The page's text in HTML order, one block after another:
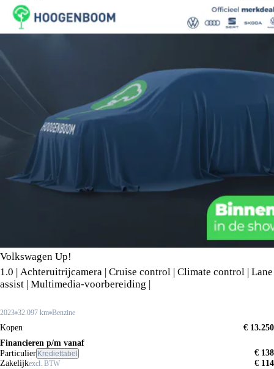
Volkswagen Up!
1.0 | Achteruitrijcamera | Cruise control | Climate control | Lane
assist | Multimedia-voorbereiding |
2023 32.097 km Benzine
Kopen
€ 13.250
Financieren p/m vanaf
Particulier Krediettabel
€ 138
Zakelijkexcl. BTW € 114